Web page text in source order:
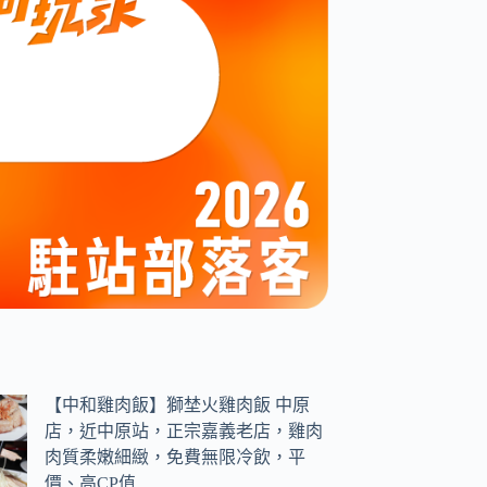
【中和雞肉飯】獅埜火雞肉飯 中原
店，近中原站，正宗嘉義老店，雞肉
肉質柔嫩細緻，免費無限冷飲，平
價、高CP值